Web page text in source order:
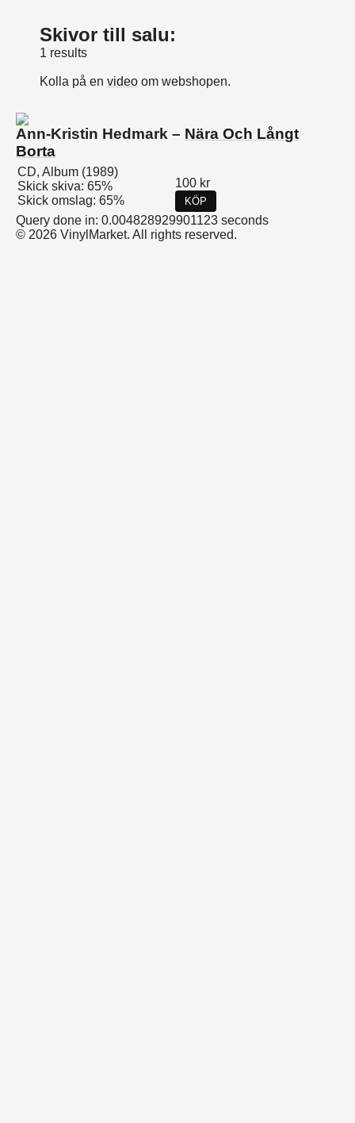
Skivor till salu:
1 results
Kolla på en video om webshopen.
Ann-Kristin Hedmark – Nära Och Långt
Borta
CD, Album (1989)
Skick skiva: 65%
Skick omslag: 65%
100 kr
KÖP
Query done in: 0.004828929901123 seconds
© 2026 VinylMarket. All rights reserved.